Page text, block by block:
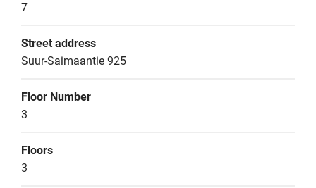
7
Street address
Suur-Saimaantie 925
Floor Number
3
Floors
3